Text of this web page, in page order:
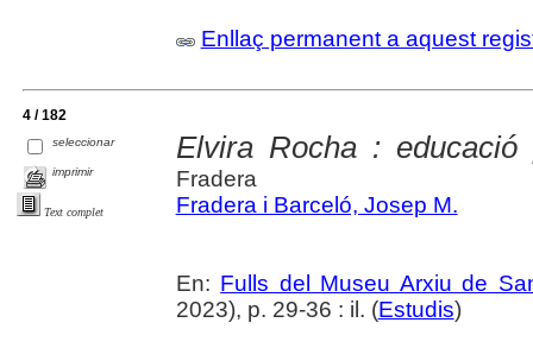
Enllaç permanent a aquest
4 / 182
seleccionar
imprimir
Text complet
Elvira Rocha :
Fradera
Fradera i Barceló, Josep M.
En: Fulls del Museu Arxiu de
2023), p. 29-36 : il. (Estudis)